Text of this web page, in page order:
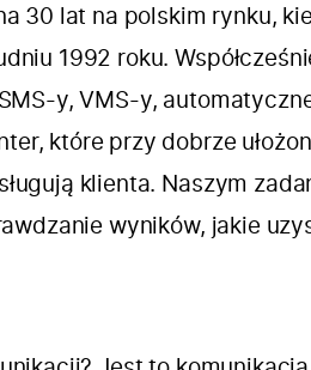
30 lat na polskim rynku,
1992 roku.
y, VMS-y,
które przy dobrze
klienta. Naszym
wyników, jakie